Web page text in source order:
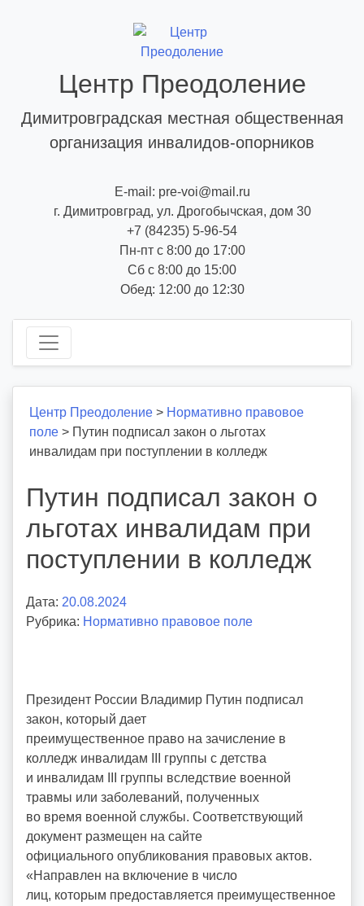
Центр Преодоление
Димитровградская местная общественная
организация инвалидов-опорников
E-mail: pre-voi@mail.ru
г. Димитровград, ул. Дрогобычская, дом 30
+7 (84235) 5-96-54
Пн-пт с 8:00 до 17:00
Сб с 8:00 до 15:00
Обед: 12:00 до 12:30
Центр Преодоление > Нормативно правовое
поле > Путин подписал закон о льготах
инвалидам при поступлении в колледж
Путин подписал закон о
льготах инвалидам при
поступлении в колледж
Дата: 20.08.2024
в
:
v
o
i
d
d
m
d
y
Рубрика: Нормативно правовое поле
Президент России Владимир Путин подписал
закон, который дает
преимущественное право на зачисление в
колледж инвалидам III группы с детства
и инвалидам III группы вследствие военной
травмы или заболеваний, полученных
во время военной службы. Соответствующий
документ размещен на сайте
официального опубликования правовых актов.
«Направлен на включение в число
лиц, которым предоставляется преимущественное